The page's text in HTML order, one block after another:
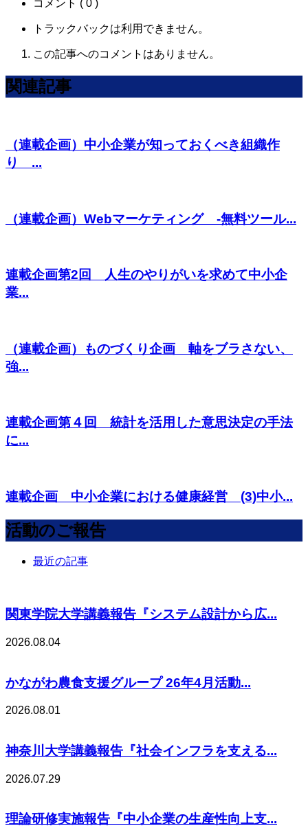
コメント ( 0 )
トラックバックは利用できません。
この記事へのコメントはありません。
関連記事
（連載企画）中小企業が知っておくべき組織作
り ...
（連載企画）Webマーケティング -無料ツール...
連載企画第2回 人生のやりがいを求めて中小企
業...
（連載企画）ものづくり企画 軸をブラさない、
強...
連載企画第４回 統計を活用した意思決定の手法
に...
連載企画 中小企業における健康経営 (3)中小...
活動のご報告
最近の記事
関東学院大学講義報告『システム設計から広...
2026.08.04
かながわ農食支援グループ 26年4月活動...
2026.08.01
神奈川大学講義報告『社会インフラを支える...
2026.07.29
理論研修実施報告『中小企業の生産性向上支...